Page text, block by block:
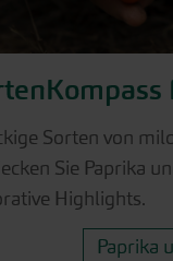
Sorten von
Sie Paprika
Highlights.
Paprika